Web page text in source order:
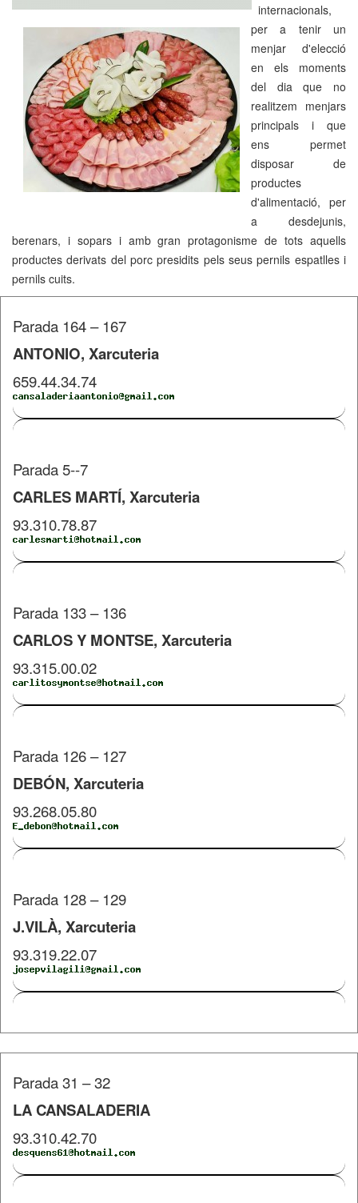
internacionals,
per a tenir un
menjar d'elecció
en els moments
del dia que no
realitzem menjars
principals i que
ens permet
disposar de
productes
d'alimentació, per
a desdejunis,
berenars, i sopars i amb gran protagonisme de tots aquells
productes derivats del porc presidits pels seus pernils espatlles i
pernils cuits.
Parada 164 – 167
ANTONIO, Xarcuteria
659.44.34.74
Parada 5--7
CARLES MARTÍ, Xarcuteria
93.310.78.87
​Parada 133 – 136
CARLOS Y MONTSE, Xarcuteria
93.315.00.02
Parada 126 – 127
DEBÓN, Xarcuteria
93.268.05.80
Parada 128 – 129
J.VILÀ, Xarcuteria
93.319.22.07
Parada 31 – 32
LA CANSALADERIA
93.310.42.70